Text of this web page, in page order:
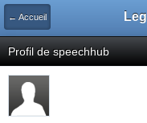
← Accueil
Profil de speechhub